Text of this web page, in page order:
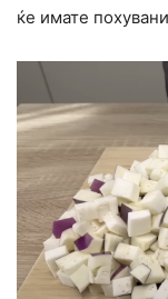
ќе имате